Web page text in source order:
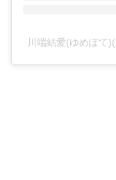
川端結愛(ゆめぽて